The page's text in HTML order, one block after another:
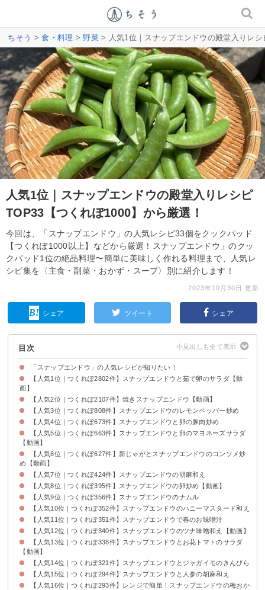
ちそう >食・料理 >野菜> 人気1位｜スナップエンドウの殿堂入りレ
人気1位｜スナップエンドウの殿堂入りレシピ
TOP33【つくれぽ1000】から厳選！
今回は、「スナップエンドウ」の人気レシピ33個をクックパッド
【つくれぽ1000以上】などから厳選！スナップエンドウ」のクッ
クパッド1位の絶品料理〜簡単に美味しく作れる料理まで、人気レ
シピ集を〈主食・副菜・おかず・スープ〉別に紹介します！
2023年10月30日 更新
シェア ツイート シェア
目次
「スナップエンドウ」の人気レシピが知りたい！
【人気1位｜つくれぽ2802件】スナップエンドウと茹で卵のサラダ【動
画】
【人気2位｜つくれぽ2107件】焼きスナップエンドウ【動画】
【人気3位｜つくれぽ808件】スナップエンドウのレモンペッパー炒め
【人気4位｜つくれぽ673件】スナップエンドウと卵の豚肉炒め
【人気5位｜つくれぽ663件】スナップエンドウと卵のマヨネーズサラダ
【動画】
【人気6位｜つくれぽ627件】新じゃがとスナップエンドウのコンソメ炒
め【動画】
【人気7位｜つくれぽ424件】スナップエンドウの胡麻和え
【人気8位｜つくれぽ395件】スナップエンドウの卵炒め【動画】
【人気9位｜つくれぽ356件】スナップエンドウのナムル
【人気10位｜つくれぽ352件】スナップエンドウのハニーマスタード和え
【人気11位｜つくれぽ351件】スナップエンドウで春のお味噌汁
【人気12位｜つくれぽ340件】スナップエンドウのツナ味噌和え【動画】
【人気13位｜つくれぽ338件】スナップエンドウとお花トマトのサラダ
【動画】
【人気14位｜つくれぽ321件】スナップエンドウとジャガイモのきんぴら
【人気15位｜つくれぽ294件】スナップエンドウと人参の胡麻和え
【人気16位｜つくれぽ293件】レンジで簡単！スナップエンドウの梅おか